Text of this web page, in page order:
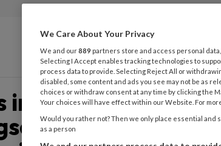
Opslaan
inzet van
‘We
We Care About Your Privacy
We and our889 partners store and access personal
Selecting I Accept enables tracking technologies to
process data to provide. Selecting Reject All or
disabled, some content and ads you see may not be as
choices or withdraw consent at any time by clicking the
Your choices will have effect within our Website. For
Would you rather not? Then we only place essential and
as a person